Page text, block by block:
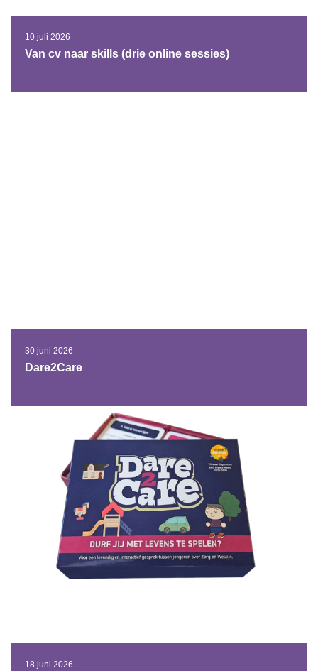
10 juli 2026
Van cv naar skills (drie online sessies)
30 juni 2026
Dare2Care
18 juni 2026